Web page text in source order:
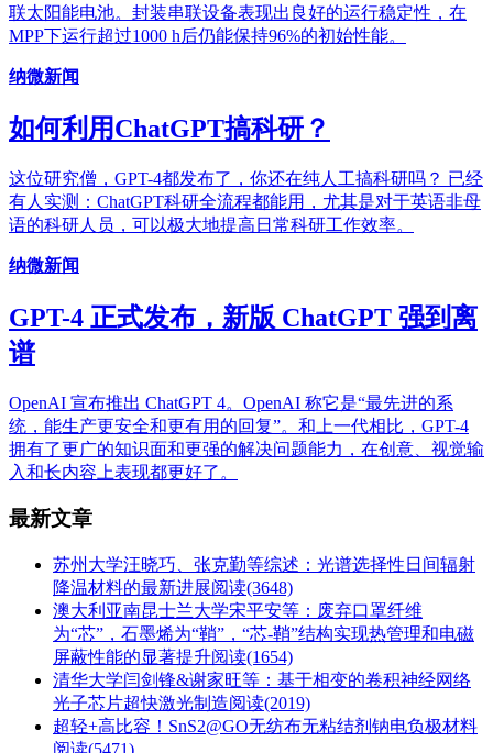
联太阳能电池。封装串联设备表现出良好的运行稳定性，在
MPP下运行超过1000 h后仍能保持96%的初始性能。
纳微新闻
如何利用ChatGPT搞科研？
这位研究僧，GPT-4都发布了，你还在纯人工搞科研吗？ 已经
有人实测：ChatGPT科研全流程都能用，尤其是对于英语非母
语的科研人员，可以极大地提高日常科研工作效率。
纳微新闻
GPT-4 正式发布，新版 ChatGPT 强到离
谱
OpenAI 宣布推出 ChatGPT 4。OpenAI 称它是“最先进的系
统，能生产更安全和更有用的回复”。和上一代相比，GPT-4
拥有了更广的知识面和更强的解决问题能力，在创意、视觉输
入和长内容上表现都更好了。
最新文章
苏州大学汪晓巧、张克勤等综述：光谱选择性日间辐射
降温材料的最新进展阅读(3648)
澳大利亚南昆士兰大学宋平安等：废弃口罩纤维
为“芯”，石墨烯为“鞘”，“芯-鞘”结构实现热管理和电磁
屏蔽性能的显著提升阅读(1654)
清华大学闫剑锋&谢家旺等：基于相变的卷积神经网络
光子芯片超快激光制造阅读(2019)
超轻+高比容！SnS2@GO无纺布无粘结剂钠电负极材料
阅读(5471)